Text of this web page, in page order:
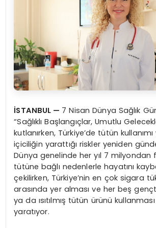
İSTANBUL — 7 Nisan Dünya Sağlık
“Sağlıklı Başlangıçlar, Umutlu
kutlanırken, Türkiye’de tütün
içiciliğin yarattığı riskler yeniden
Dünya genelinde her yıl 7 milyondan
tütüne bağlı nedenlerle hayatını
çekilirken, Türkiye’nin en çok sigara
arasında yer alması ve her beş
ya da ısıtılmış tütün ürünü
yaratıyor.